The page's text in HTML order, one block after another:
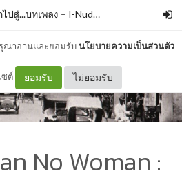
รุณาอ่านและยอมรับนโยบายความเป็นส่วนตัว
ซต์ ยอมรับ ไม่ยอมรับ
ปสู่...บทเพลง – I-Nude(ไอ้หนวด)
No Woman :